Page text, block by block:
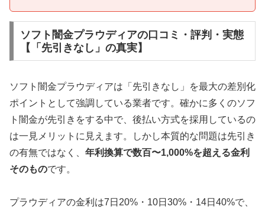
ソフト闇金プラウディアの口コミ・評判・実態
【「先引きなし」の真実】
ソフト闇金プラウディアは「先引きなし」を最大の差別化
ポイントとして強調している業者です。確かに多くのソフ
ト闇金が先引きをする中で、後払い方式を採用しているの
は一見メリットに見えます。しかし本質的な問題は先引き
の有無ではなく、 年利換算で数百〜1,000%を超える金利
そのものです。
プラウディアの金利は7日20%・10日30%・14日40%で、